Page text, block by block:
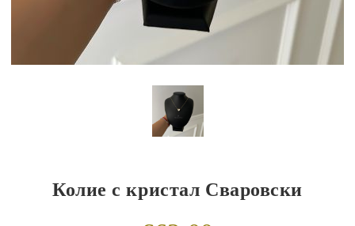
Колие с кристал Сваровски